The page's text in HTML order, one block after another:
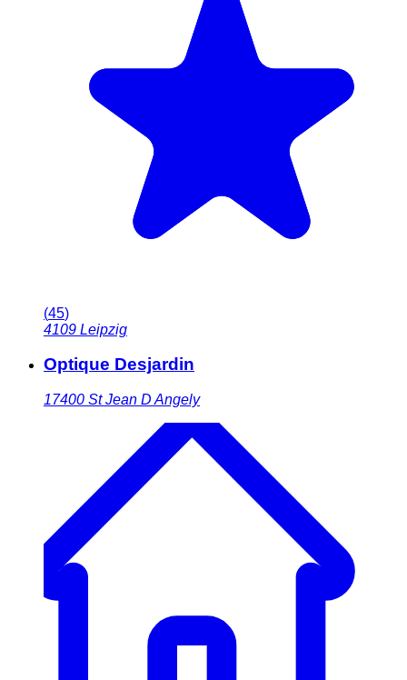
(45)
4109 Leipzig
Optique Desjardin
17400 St Jean D Angely